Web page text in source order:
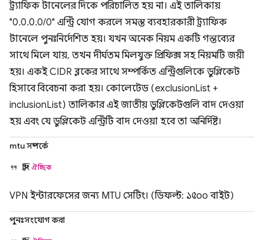
ট্র্যাফিক টানেলের দিকে পরিচালিত হয় না। এই তালিকায়
"0.0.0.0/0" এন্ট্রি যোগ করলে সমস্ত ব্যবহারকারী ট্র্যাফিক
টানেলে পুনঃনির্দেশিত হয়। যখন অনেক নিয়ম একটি গন্তব্যের
সাথে মিলে যায়, তখন দীর্ঘতম মিলযুক্ত প্রিফিক্স সহ নিয়মটি জয়ী
হয়। একই CIDR ব্লকের সাথে সম্পর্কিত এন্ট্রিগুলিকে ডুপ্লিকেট
হিসাবে বিবেচনা করা হয়। কোলেটেড (exclusionList +
inclusionList) তালিকার এই জাতীয় ডুপ্লিকেটগুলি বাদ দেওয়া
হয় এবং যে ডুপ্লিকেট এন্ট্রিটি বাদ দেওয়া হবে তা অনির্দিষ্ট।
mtu সম্পর্কে
স্ট্রিং ঐচ্ছিক
VPN ইন্টারফেসের জন্য MTU সেটিং। (ডিফল্ট: ১৫০০ বাইট)
পুনঃসংযোগ করা